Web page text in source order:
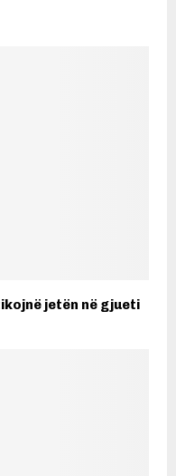
jetën në gjueti